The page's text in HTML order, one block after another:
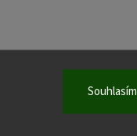
Souhlasím